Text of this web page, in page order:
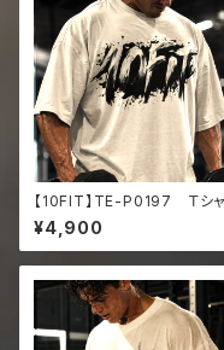
【10FIT】TE-P0197 Ｔシャ
ツ トレーニング 筋トレ
ITアートデザイン
d faded t-shirt
¥4,900